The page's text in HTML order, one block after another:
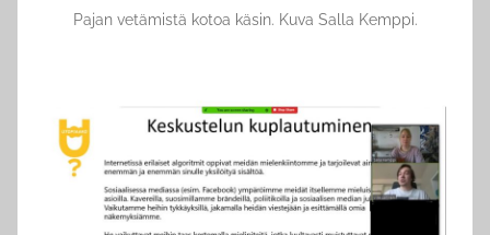
Pajan vetämistä kotoa käsin. Kuva Salla Kemppi.